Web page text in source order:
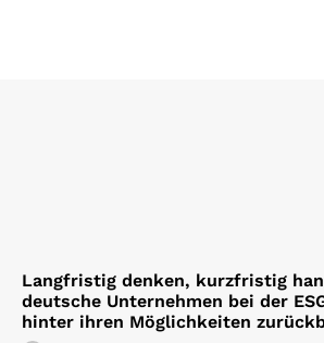
Langfristig denken, kurzfristig
deutsche Unternehmen bei der
hinter ihren Möglichkeiten